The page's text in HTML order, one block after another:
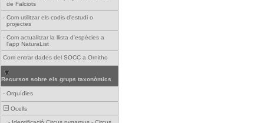
de Falciots
- Com utilitzar els codis d'estudi o
projectes
- Com actualitzar la llista d'espècies a
l'app NaturaList
Com entrar dades del SOCC a Ornitho
Recursos sobre els grups taxonòmics
- Orquídies
Ocells